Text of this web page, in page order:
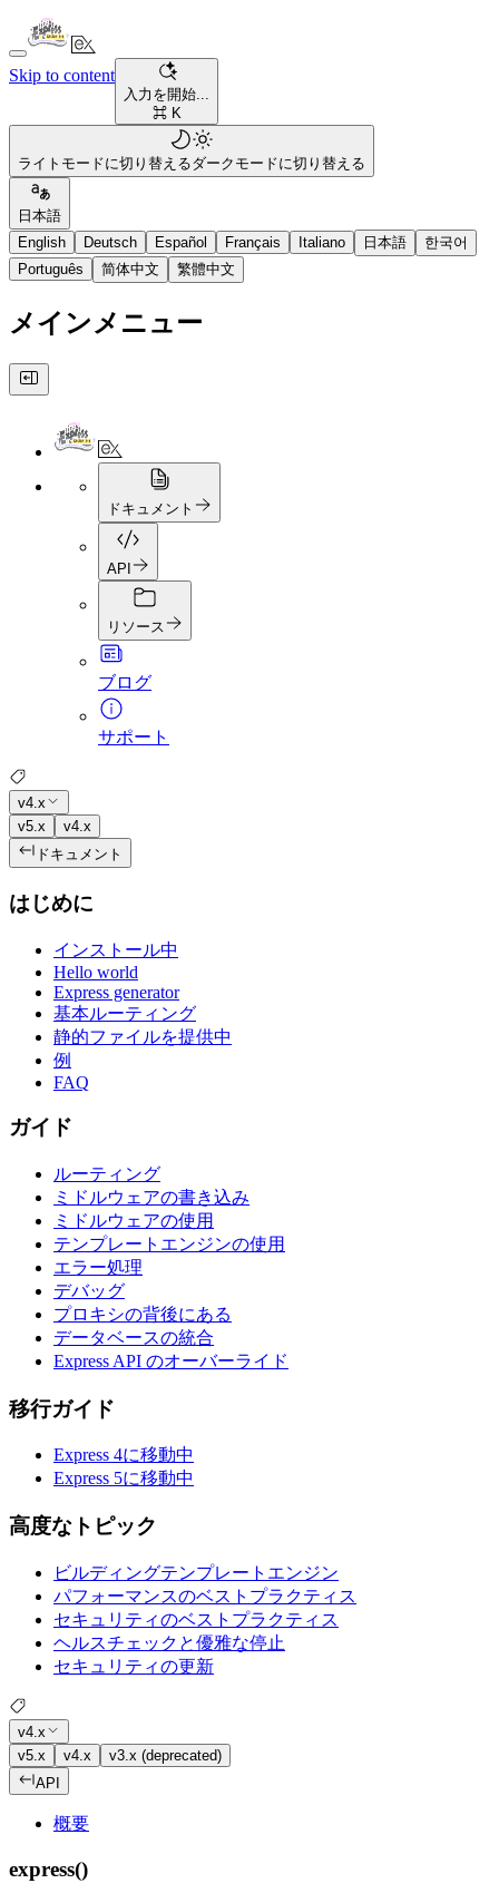
Skip to content
入力を開始...
⌘ K
ライトモードに切り替えるダークモードに切り替える
日本語
English
Deutsch Español Français Italiano 日本語
한국어
Português
简体中文 繁體中文
メインメニュー
ドキュメント
API
リソース
ブログ
サポート
v4.x
v5.x
v4.x
ドキュメント
はじめに
インストール中
Hello world
Express generator
基本ルーティング
静的ファイルを提供中
例
FAQ
ガイド
ルーティング
ミドルウェアの書き込み
ミドルウェアの使用
テンプレートエンジンの使用
エラー処理
デバッグ
プロキシの背後にある
データベースの統合
Express API のオーバーライド
移行ガイド
Express 4に移動中
Express 5に移動中
高度なトピック
ビルディングテンプレートエンジン
パフォーマンスのベストプラクティス
セキュリティのベストプラクティス
ヘルスチェックと優雅な停止
セキュリティの更新
v4.x
v5.x
v4.x
v3.x (deprecated)
API
概要
express()